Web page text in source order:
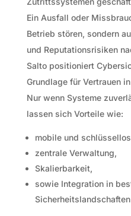
Ein Ausfall oder
Betrieb stören, sondern
und Reputationsrisiken
Salto positioniert
Grundlage für Vertrauen
Nur wenn Systeme
lassen sich Vorteile wie:
mobile und
zentrale Verwaltung,
Skalierbarkeit,
sowie Integration in